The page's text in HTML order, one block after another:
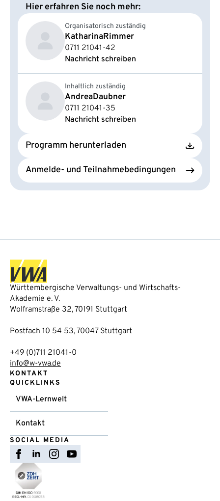
Hier erfahren Sie noch mehr:
Organisatorisch zuständig
KatharinaRimmer
0711 21041-42
Nachricht schreiben
Inhaltlich zuständig
AndreaDaubner
0711 21041-35
Nachricht schreiben
Programm herunterladen
Anmelde- und Teilnahmebedingungen
Württembergische Verwaltungs- und Wirtschafts-
Akademie e. V.
Wolframstraße 32, 70191 Stuttgart
Postfach 10 54 53, 70047 Stuttgart
+49 (0)711 21041-0
info@w-vwa.de
KONTAKT
QUICKLINKS
VWA-Lernwelt
Kontakt
SOCIAL MEDIA